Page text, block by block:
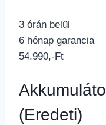
3 órán belül
6 hónap garancia
54.990,-Ft
(Eredeti)